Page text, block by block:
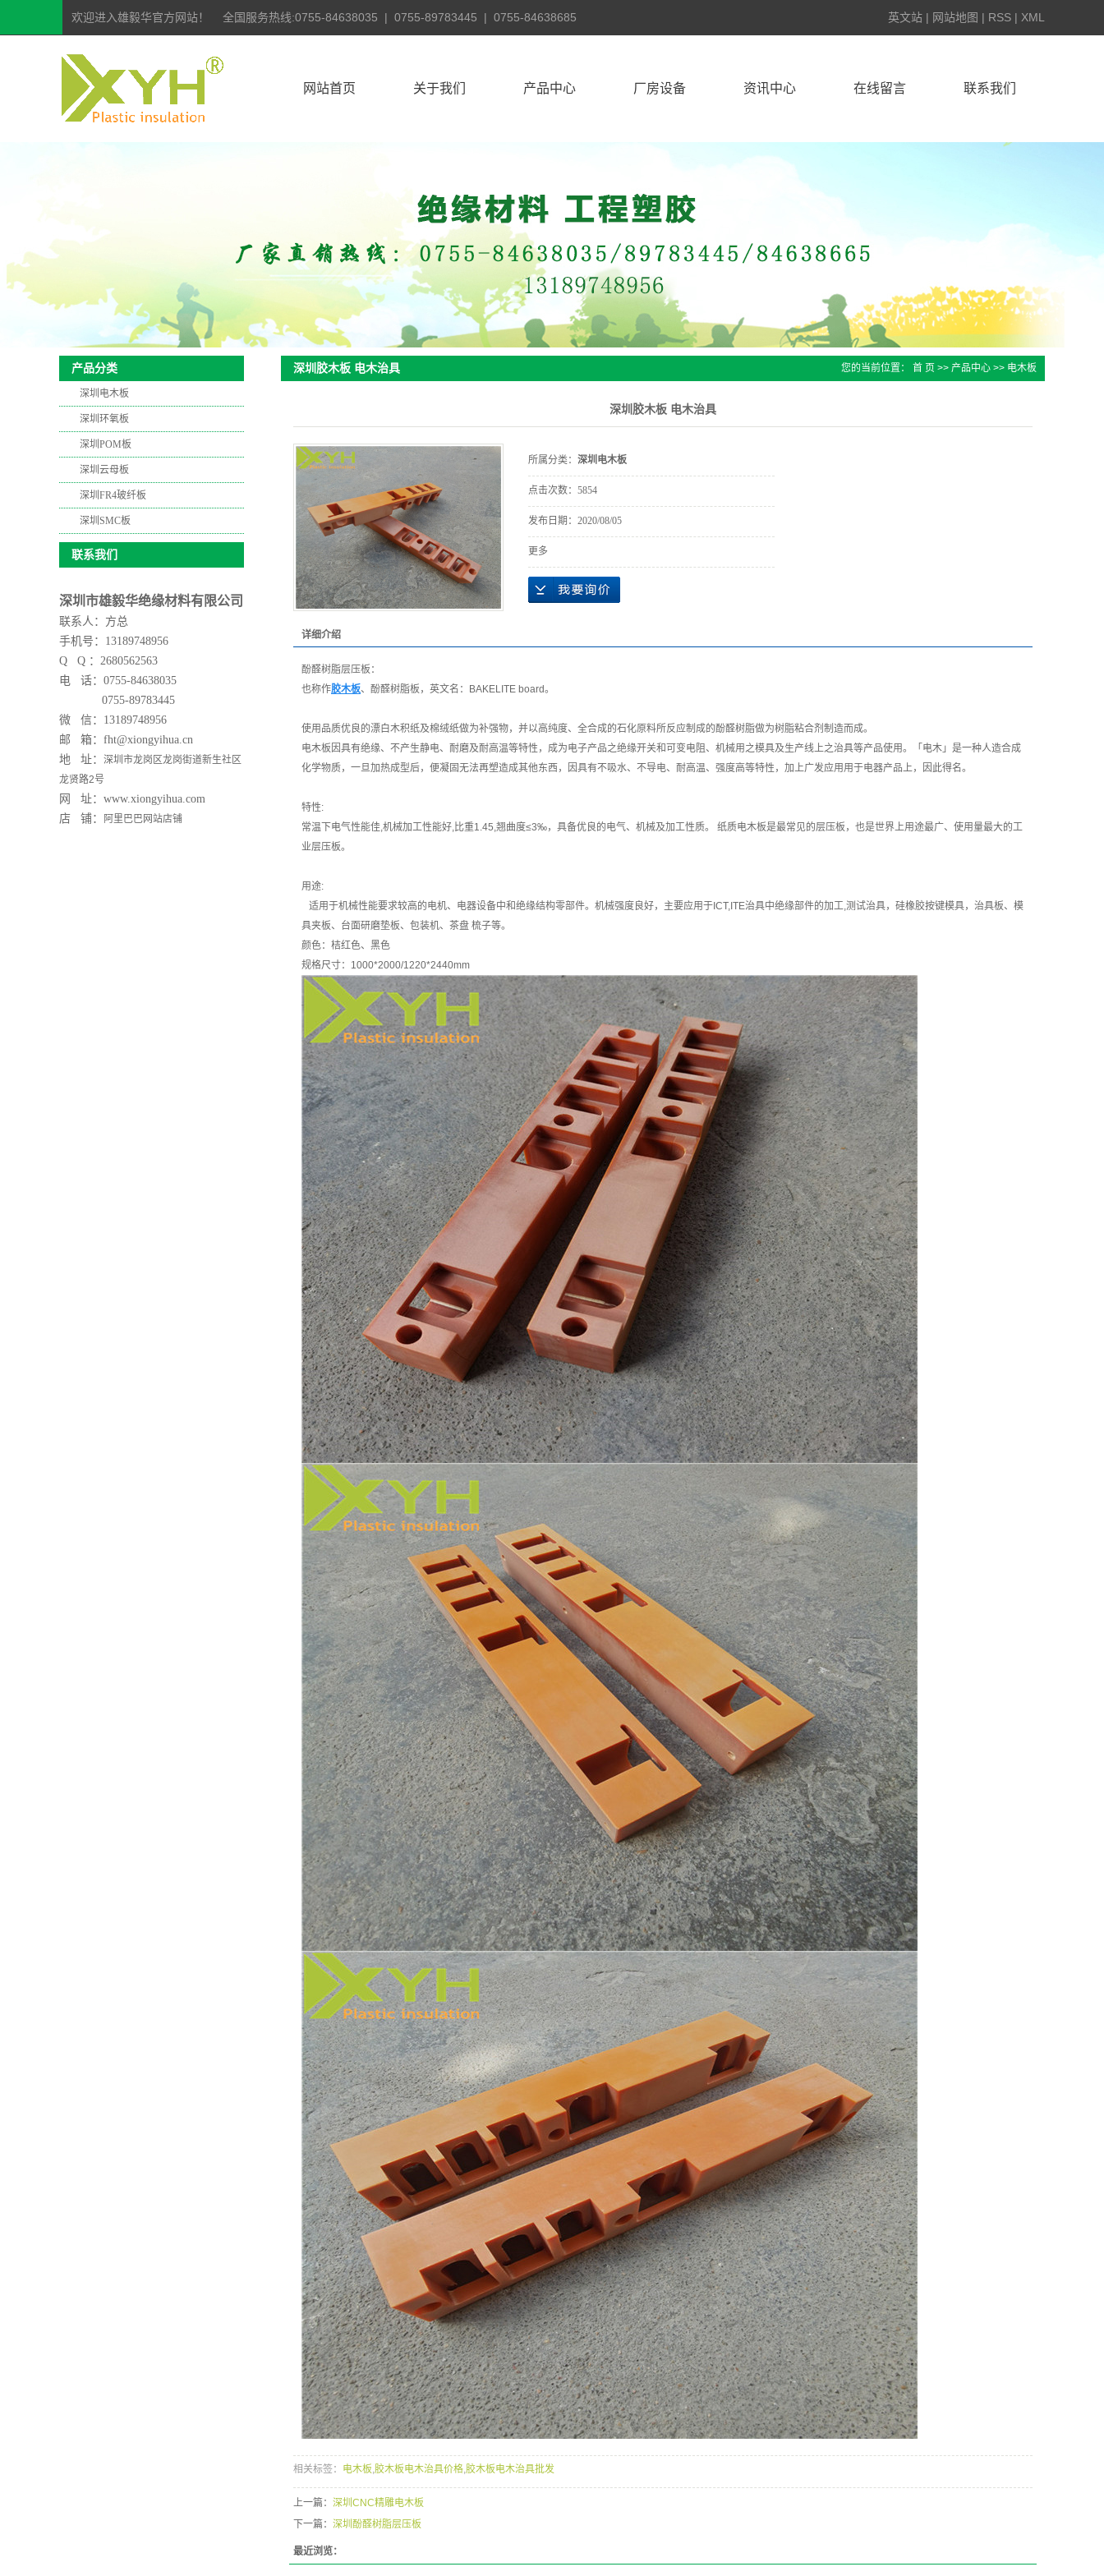
欢迎进入雄毅华官方网站！ 全国服务热线:0755-84638035 | 0755-89783445 | 0755-84638685 英文站 | 网站地图 | RSS | XML
网站首页 关于我们
公司风采
公司文化
联系我们
公司文化
产品中心
深圳POM板
深圳云母板
深圳FR4玻纤板
深圳SMC板
厂房设备 资讯中心
雄毅华动态
在线留言 联系我们
产品分类
深圳电木板
深圳环氧板
深圳POM板
深圳云母板
深圳FR4玻纤板
深圳SMC板
联系我们
深圳市雄毅华绝缘材料有限公司
联系人：方总
手机号：13189748956
Q Q ：2680562563
电 话：0755-84638035
0755-89783445
微 信： 13189748956
邮 箱：fht@xiongyihua.cn
地 址： 深圳市龙岗区龙岗街道新生社区
龙贤路2号
网 址： www.xiongyihua.com
店 铺： 阿里巴巴网站店铺
深圳胶木板 电木治具 您的当前位置： 首 页 >> 产品中心 >> 电木板
深圳胶木板 电木治具
所属分类： 深圳电木板
点击次数： 5854
发布日期： 2020/08/05
更多
详细介绍
酚醛树脂层压板：
也称作胶木板、酚醛树脂板，英文名：BAKELITE board。
使用品质优良的漂白木积纸及棉绒纸做为补强物，并以高纯度、全合成的石化原料所反应制成的酚醛树脂做为树脂粘合剂制造而成。
电木板因具有绝缘、不产生静电、耐磨及耐高温等特性，成为电子产品之绝缘开关和可变电阻、机械用之模具及生产线上之治具等产品使用。「电木」是一种人造合成
化学物质，一旦加热成型后，便凝固无法再塑造成其他东西，因具有不吸水、不导电、耐高温、强度高等特性，加上广发应用用于电器产品上，因此得名。
特性:
常温下电气性能佳,机械加工性能好,比重1.45,翘曲度≤3‰，具备优良的电气、机械及加工性质。 纸质电木板是最常见的层压板，也是世界上用途最广、使用量最大的工
业层压板。
用途:
适用于机械性能要求较高的电机、电器设备中和绝缘结构零部件。机械强度良好，主要应用于ICT,ITE治具中绝缘部件的加工,测试治具，硅橡胶按键模具，治具板、模
具夹板、台面研磨垫板、包装机、茶盘 梳子等。
颜色：桔红色、黑色
规格尺寸：1000*2000/1220*2440mm
相关标签： 电木板,胶木板电木治具价格,胶木板电木治具批发
上一篇： 深圳CNC精雕电木板
下一篇： 深圳酚醛树脂层压板
最近浏览：